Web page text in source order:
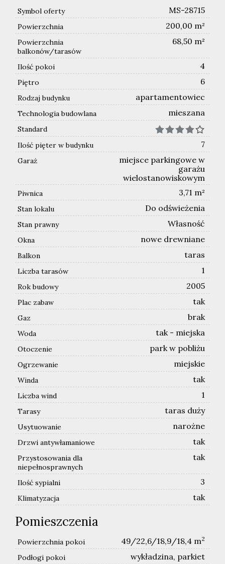
Symbol oferty MS-28715
Powierzchnia 200,00 m²
Powierzchnia
balkonów/tarasów
68,50 m²
Ilość pokoi 4
Piętro 6
Rodzaj budynku apartamentowiec
Technologia budowlana mieszana
Standard
Ilość pięter w budynku
7
Garaż
miejsce parkingowe w
garażu
wielostanowiskowym
Piwnica 3,71 m²
Stan lokalu Do odświeżenia
Stan prawny Własność
Okna nowe drewniane
Balkon taras
Liczba tarasów 1
Rok budowy 2005
Plac zabaw tak
Gaz brak
Woda tak - miejska
Otoczenie park w pobliżu
Ogrzewanie miejskie
Winda tak
Liczba wind 1
Tarasy taras duży
Usytuowanie narożne
Drzwi antywłamaniowe tak
Przystosowania dla
niepełnosprawnych
tak
Ilość sypialni 3
Klimatyzacja tak
Pomieszczenia
Powierzchnia pokoi 49/22,6/18,9/18,4 m2
Podłogi pokoi wykładzina, parkiet